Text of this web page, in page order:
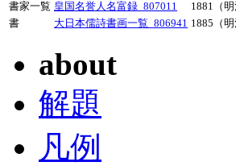
書家一覧 皇国名誉人名富録_807011 1881（明
書
大日本儒詩書画一覧_806941 1885（明
about
解題
凡例